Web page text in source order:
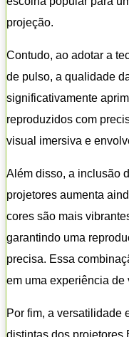
projeção.
Contudo, ao adotar a
de pulso, a qualidade
significativamente
reproduzidos com
visual imersiva e
Além disso, a inclusão
projetores aumenta
cores são mais
garantindo uma
precisa. Essa
em uma experiência
Por fim, a versatilidade
distintas dos projetores